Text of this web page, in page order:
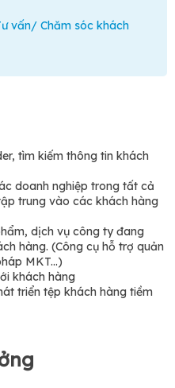
vấn/ Chăm sóc khách
tìm kiếm thông tin khách
doanh nghiệp trong tất cả
trung vào các khách hàng
dịch vụ công ty đang
hàng. (Công cụ hỗ trợ quản
MKT...)
khách hàng
triển tệp khách hàng tiềm